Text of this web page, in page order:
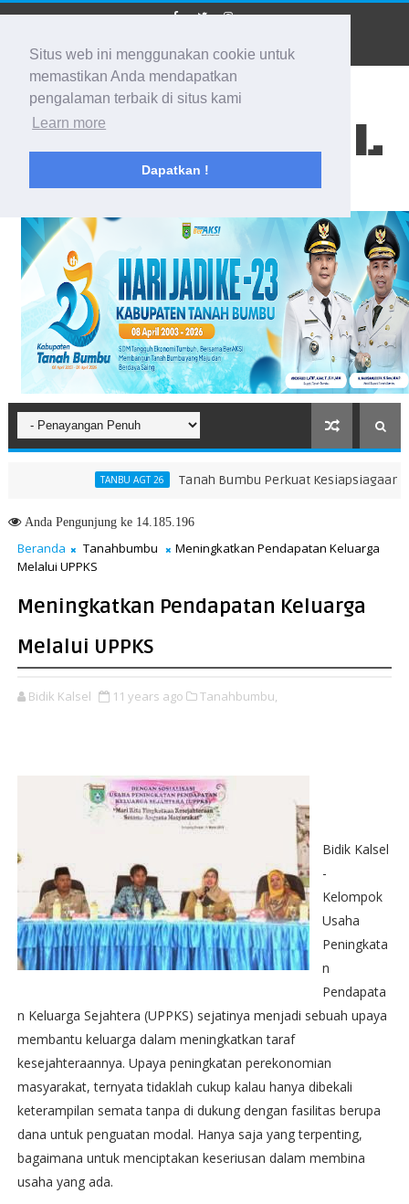
Situs web ini menggunakan cookie untuk
memastikan Anda mendapatkan
pengalaman terbaik di situs kami
Learn more
Dapatkan !
BIDIK KALSEL
Membidik Ke Segala Arah
TANBU AGT 26 Tanah Bumbu Perkuat Kesiapsiagaan
Membangun Generasi Qur’ani
AndaPengunjung ke 14.185.196
Beranda Tanahbumbu
Meningkatkan Pendapatan Keluarga
Melalui UPPKS
Meningkatkan Pendapatan Keluarga
Melalui UPPKS
Bidik Kalsel 11 years ago Tanahbumbu,
Bidik Kalsel
-
Kelompok
Usaha
Peningkata
n
Pendapata
n Keluarga Sejahtera (UPPKS) sejatinya menjadi sebuah upaya
membantu keluarga dalam meningkatkan taraf
kesejahteraannya. Upaya peningkatan perekonomian
masyarakat, ternyata tidaklah cukup kalau hanya dibekali
keterampilan semata tanpa di dukung dengan fasilitas berupa
dana untuk penguatan modal. Hanya saja yang terpenting,
bagaimana untuk menciptakan keseriusan dalam membina
usaha yang ada.